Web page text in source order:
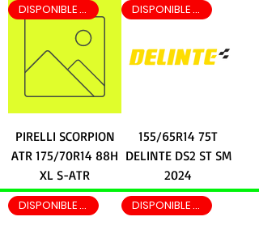
DISPONIBLE LEON DIA SIGUIENTE
PIRELLI SCORPION
ATR 175/70R14 88H
XL S-ATR
DISPONIBLE EN LEON EN 2 HRS
155/65R14 75T
DELINTE DS2 ST SM
2024
DISPONIBLE EN LEON EN 2 HRS DISPONIBLE EN LEON EN 2 HRS